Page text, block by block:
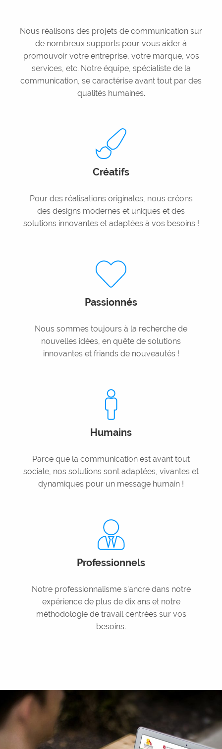
Nous réalisons des projets de communication sur
de nombreux supports pour vous aider à
promouvoir votre entreprise, votre marque, vos
services, etc. Notre équipe, spécialiste de la
communication, se caractérise avant tout par des
qualités humaines.
Créatifs
Pour des réalisations originales, nous créons
des designs modernes et uniques et des
solutions innovantes et adaptées à vos besoins !
Passionnés
Nous sommes toujours à la recherche de
nouvelles idées, en quête de solutions
innovantes et friands de nouveautés !
Humains
Parce que la communication est avant tout
sociale, nos solutions sont adaptées, vivantes et
dynamiques pour un message humain !
Professionnels
Notre professionnalisme s’ancre dans notre
expérience de plus de dix ans et notre
méthodologie de travail centrées sur vos
besoins.